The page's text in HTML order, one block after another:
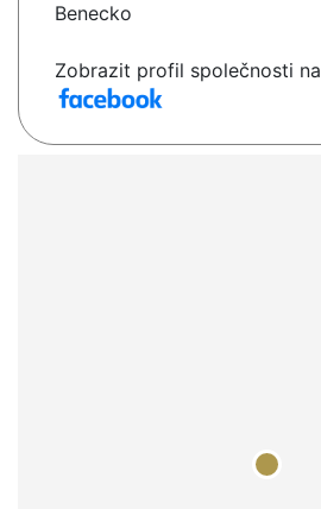
Benecko
Zobrazit profil společnosti na